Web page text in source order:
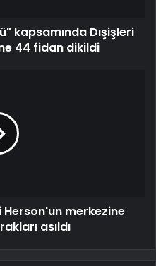
kapsamında Dışişleri
44 fidan dikildi
Herson'un merkezine
asıldı